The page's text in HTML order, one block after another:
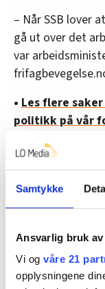
Samtykke
Ansvarlig bruk av
Vi og våre 21
opplysningene
– Når SSB lover
gå ut over det
var
• Les flere
politikk på vår